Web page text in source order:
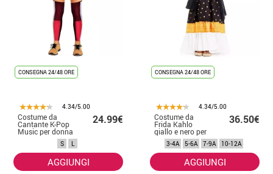
CONSEGNA 24/48 ORE
4.34/5.00
Costume da
Cantante K-Pop
Music per donna
24.99€
S L
AGGIUNGI
CONSEGNA 24/48 ORE
4.34/5.00
Costume da
Frida Kahlo
giallo e nero per
bambina
36.50€
3-4A 5-6A 7-9A 10-12A
AGGIUNGI